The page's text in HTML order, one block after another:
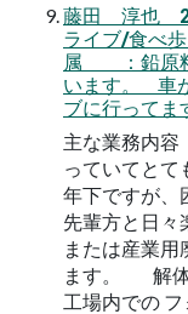
藤田 淳也
ライブ/食べ
属 ：鉛原
います。 車
ブに行って
主な業務内
っていてと
年下ですが、
先輩方と日
または産業用
ます。 解体
工場内での